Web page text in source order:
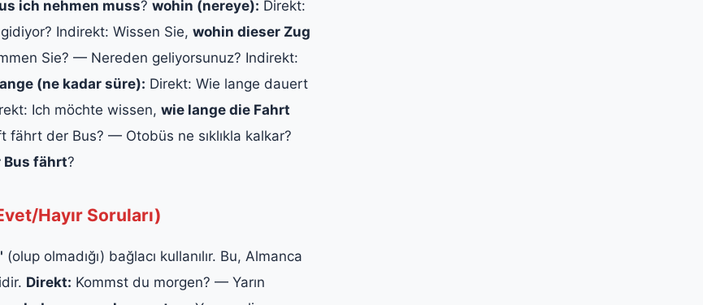
ich nehmen muss? wohin (nereye): Direkt:
Indirekt: Wissen Sie, wohin dieser Zug
Sie? — Nereden geliyorsunuz? Indirekt:
(ne kadar süre): Direkt: Wie lange dauert
Ich möchte wissen, wie lange die Fahrt
fährt der Bus? — Otobüs ne sıklıkla kalkar?
Bus fährt?
Hayır Soruları)
(olup olmadığı) bağlacı kullanılır. Bu, Almanca
Direkt: Kommst du morgen? — Yarın